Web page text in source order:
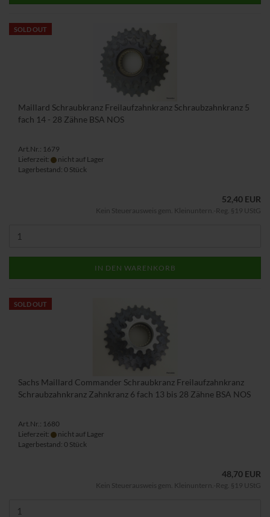
SOLD OUT
Maillard Schraubkranz Freilaufzahnkranz Schraubzahnkranz 5
fach 14 - 28 Zähne BSA NOS
Art.Nr.: 1679
Lieferzeit:
nicht auf Lager
Lagerbestand: 0 Stück
52,40 EUR
Kein Steuerausweis gem. Kleinuntern.-Reg. §19 UStG
IN DEN WARENKORB
SOLD OUT
Sachs Maillard Commander Schraubkranz Freilaufzahnkranz
Schraubzahnkranz Zahnkranz 6 fach 13 bis 28 Zähne BSA NOS
Art.Nr.: 1680
Lieferzeit:
nicht auf Lager
Lagerbestand: 0 Stück
48,70 EUR
Kein Steuerausweis gem. Kleinuntern.-Reg. §19 UStG